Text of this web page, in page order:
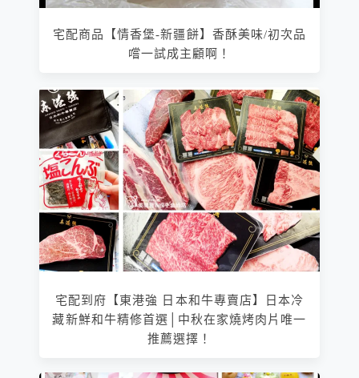
宅配商品【情香堡-新疆餅】香酥美味/初次品
嚐一試成主顧啊！
宅配到府【東港強 日本和牛專賣店】日本冷
藏新鮮和牛精修首選│中秋在家燒烤肉片唯一
推薦選擇！